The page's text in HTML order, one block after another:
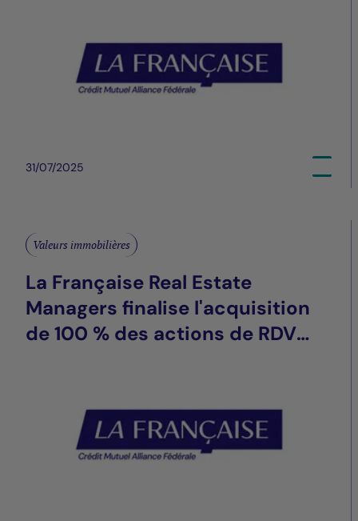
31/07/2025
Valeurs immobilières
La Française Real Estate
Managers finalise l'acquisition
de 100 % des actions de RDV
repos à Anvers (Belgique)